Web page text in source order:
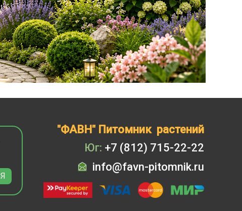
"ФАВН" Питомник растений
Юг: +7 (812) 715-22-22
info@favn-pitomnik.ru